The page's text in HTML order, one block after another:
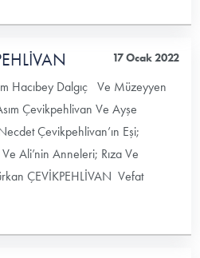
17 Ocak 2022
Hacıbey Dalgıç Ve Müzeyyen
Çevikpehlivan Ve Ayşe
Çevikpehlivan’ın Eşi;
Ali’nin Anneleri; Rıza Ve
ÇEVİKPEHLİVAN Vefat